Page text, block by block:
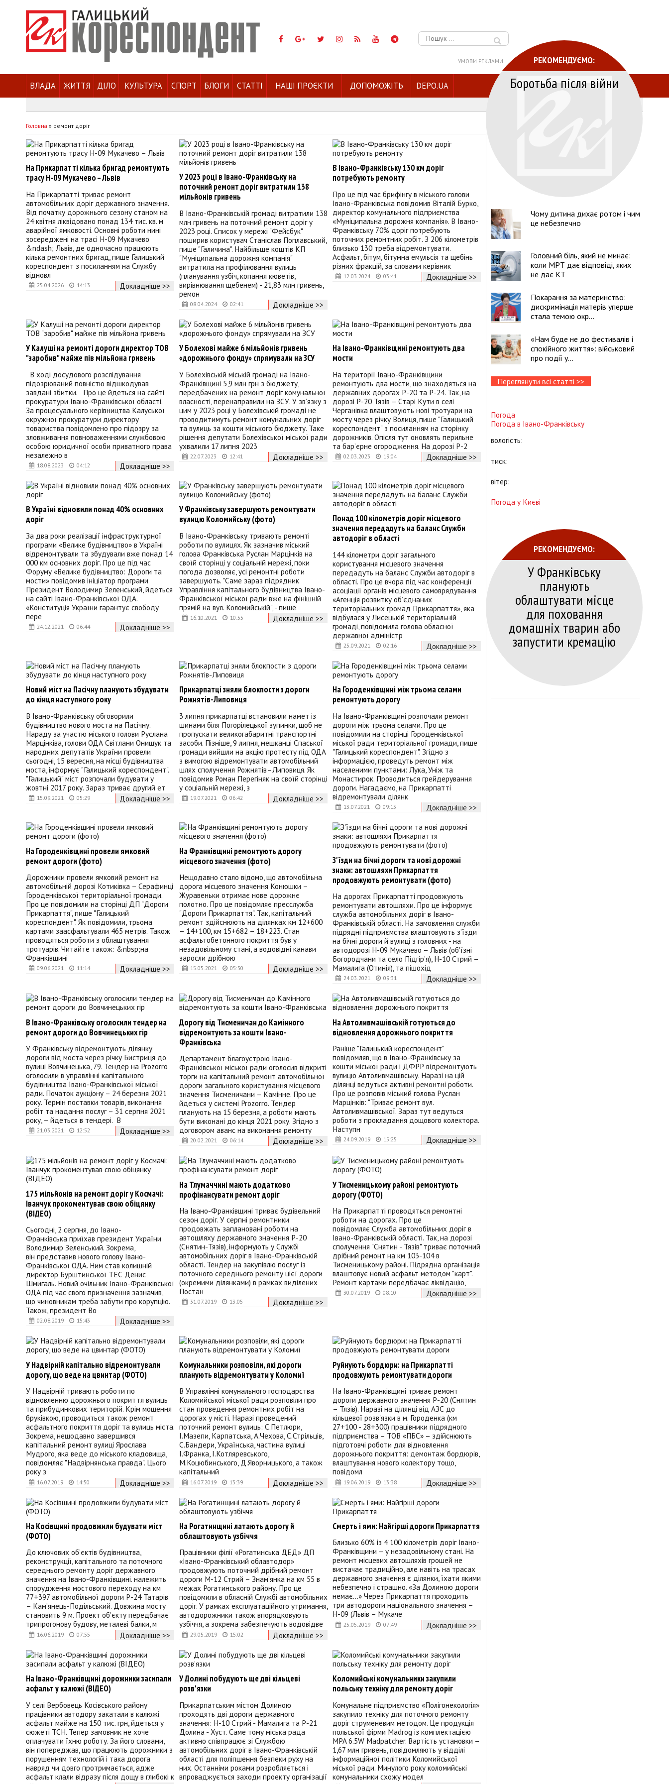
Пошук:
УМОВИ РЕКЛАМИ
ВЛАДА ЖИТТЯ ДІЛО КУЛЬТУРА СПОРТ БЛОГИ СТАТТІ НАШІ ПРОЄКТИ ДОПОМОЖІТЬ DEPO.UA
Головна » ремонт доріг
25.04.2026 14:13
На Прикарпатті кілька бригад ремонтують
трасу Н-09 Мукачево – Львів
На Прикарпатті триває ремонт
автомобільних доріг державного значення.
Від початку дорожнього сезону станом на
24 квітня ліквідовано понад 134 тис. кв. м
аварійної ямковості. Основні роботи нині
зосереджені на трасі Н-09 Мукачево
&ndash; Львів, де одночасно працюють
кілька ремонтних бригад, пише Галицький
кореспондент з посиланням на Службу
відновл
Докладніше >>
08.04.2024 02:41
У 2023 році в Івано-Франківську на
поточний ремонт доріг витратили 138
мільйонів гривень
В Івано-Франківській громаді витратили 138
млн гривень на поточний ремонт доріг у
2023 році. Список у мережі "Фейсбук"
поширив користувач Станіслав Поплавський,
пише "Галичина". Найбільше коштів КП
"Муніципальна дорожня компанія"
витратила на профілювання вулиць
(планування узбіч, копання кюветів,
вирівнювання щебенем) - 21,83 млн гривень,
ремон
Докладніше >>
12.03.2024 03:41
В Івано-Франківську 130 км доріг
потребують ремонту
Про це під час брифінгу в міського голови
Івано-Франківська повідомив Віталій Бурко,
директор комунального підприємства
«Муніципальна дорожня компанія». В Івано-
Франківську 70% доріг потребують
поточних ремонтних робіт. З 206 кілометрів
близько 130 треба відремонтувати.
Асфальт, бітум, бітумна емульсія та щебінь
різних фракцій, за словами керівник
Докладніше >>
18.08.2023 04:12
У Калуші на ремонті дороги директор ТОВ
"заробив" майже пів мільйона гривень
В ході досудового розслідування
підозрюваний повністю відшкодував
завдані збитки. Про це йдеться на сайті
прокуратури Івано-Франківської області.
За процесуального керівництва Калуської
окружної прокуратури директору
товариства повідомлено про підозру за
зловживання повноваженнями службовою
особою юридичної особи приватного права
незалежно в
Докладніше >>
22.07.2023 12:41
У Болехові майже 6 мільйонів гривень
«дорожнього фонду» спрямували на ЗСУ
У Болехівській міській громаді на Івано-
Франківщині 5,9 млн грн з бюджету,
передбачених на ремонт доріг комунальної
власності, перенаправили на ЗСУ. У зв’язку з
цим у 2023 році у Болехівській громаді не
проводитимуть ремонт комунальних доріг
та вулиць за кошти міського бюджету. Таке
рішення депутати Болехівської міської ради
ухвалили 17 липня 2023
Докладніше >>
02.03.2023 19:04
На Івано-Франківщині ремонтують два
мости
На території Івано-Франківщини
ремонтують два мости, що знаходяться на
державних дорогах Р-20 та Р-24. Так, на
дорозі Р-20 Тязів – Старі Кути в селі
Черганівка влаштовують нові тротуари на
мосту через річку Волиця, пише "Галицький
кореспондент" з посиланням на сторінку
дорожників. Опісля тут оновлять перильне
та бар’єрне огородження. На дорозі Р-2
Докладніше >>
24.12.2021 06:44
В Україні відновили понад 40% основних
доріг
За два роки реалізації інфраструктурної
програми «Велике будівництво» в Україні
відремонтували та збудували вже понад 14
000 км основних доріг. Про це під час
Форуму «Велике будівництво: Дороги та
мости» повідомив ініціатор програми
Президент Володимир Зеленський, йдеться
на сайті Івано-Франківської ОДА.
«Конституція України гарантує свободу
пере
Докладніше >>
16.10.2021 10:55
У Франківську завершують ремонтувати
вулицю Коломийську (фото)
В Івано-Франківську тривають ремонті
роботи по вулицях. Як зазначив міський
голова Франківська Руслан Марцінків на
своїй сторінці у соціальній мережі, поки
погода дозволяє, усі ремонтні роботи
завершують. "Саме зараз підрядник
Управління капітального будівництва Івано-
Франківської міської ради вже на фінішній
прямій на вул. Коломийській", - пише
Докладніше >>
25.09.2021 02:16
Понад 100 кілометрів доріг місцевого
значення передадуть на баланс Служби
автодоріг в області
144 кілометри доріг загального
користування місцевого значення
передадуть на баланс Служби автодоріг в
області. Про це вчора під час конференції
асоціації органів місцевого самоврядування
«Агенція розвитку об’єднаних
територіальних громад Прикарпаття», яка
відбулася у Лисецькій територіальній
громаді, повідомила голова обласної
державної адміністр
Докладніше >>
15.09.2021 05:29
Новий міст на Пасічну планують збудувати
до кінця наступного року
В Івано-Франківську обговорили
будівництво нового моста на Пасічну.
Нараду за участю міського голови Руслана
Марцінківа, голови ОДА Світлани Онищук та
народних депутатів України провели
сьогодні, 15 вересня, на місці будівництва
моста, інформує "Галицький кореспондент".
"Галицький" міст розпочали будувати у
жовтні 2017 року. Зараз триває другий ет
Докладніше >>
19.07.2021 06:42
Прикарпатці зняли блокпости з дороги
Рожнятів-Липовиця
3 липня прикарпатці встановили намет із
шинами біля Погорілецької зупинки, щоб не
пропускати великогабаритні транспортні
засоби. Пізніше, 9 липня, мешканці Спаської
громади вийшли на акцію протесту під ОДА
з вимогою відремонтувати автомобільний
шлях сполучення Рожнятів–Липовиця. Як
повідомив Роман Перегіняк на своїй сторінці
у соціальній мережі, з
Докладніше >>
13.07.2021 09:15
На Городенківщині між трьома селами
ремонтують дорогу
На Івано-Франківщині розпочали ремонт
дороги між трьома селами. Про це
повідомили на сторінці Городенківської
міської ради територіальної громади, пише
"Галицький кореспондент". Згідно з
інформацією, проведуть ремонт між
населеними пунктами: Лука, Уніж та
Монастирок. Проводиться грейдерування
дороги. Нагадаємо, на Прикарпатті
відремонтували ділянк
Докладніше >>
09.06.2021 11:14
На Городенківщині провели ямковий
ремонт дороги (фото)
Дорожники провели ямковий ремонт на
автомобільній дорозі Котиківка – Серафинці
Городенківської територіальної громади.
Про це повідомили на сторінці ДП "Дороги
Прикарпаття", пише "Галицький
кореспондент". Як повідомили, трьома
картами заасфальтували 465 метрів. Також
проводяться роботи з облаштування
тротуарів. Читайте також: &nbsp;на
Франківщині
Докладніше >>
15.05.2021 05:50
На Франківщині ремонтують дорогу
місцевого значення (фото)
Нещодавно стало відомо, що автомобільна
дорога місцевого значення Конюшки –
Журавеньки отримає нове дорожнє
полотно. Про це повідомляє пресслужба
"Дороги Прикарпаття". Так, капітальний
ремонт здійснюють на ділянках км 12+600
– 14+100, км 15+682 – 18+223. Стан
асфальтобетонного покриття був у
незадовільному стані, а водовідні канави
заросли дрібною
Докладніше >>
24.03.2021 09:31
З'їзди на бічні дороги та нові дорожні
знаки: автошляхи Прикарпаття
продовжують ремонтувати (фото)
На дорогах Прикарпатті продовжують
ремонтувати автошляхи. Про це інформує
служба автомобільних доріг в Івано-
Франківській області. На замовлення служби
підрядні підприємства влаштовують з’їзди
на бічні дороги й вулиці з головних - на
автодорозі Н-09 Мукачево – Львів (об'їзні
Богородчани та село Підгір’я), Н-10 Стрий –
Мамалига (Отинія), та пішохід
Докладніше >>
21.03.2021 12:52
В Івано-Франківську оголосили тендер на
ремонт дороги до Вовчинецьких гір
У Франківську відремонтують ділянку
дороги від моста через річку Бистриця до
вулиці Вовчинецька, 79. Тендер на Prozorro
оголосили в управлінні капітального
будівництва Івано-Франківської міської
ради. Початок аукціону – 24 березня 2021
року. Термін поставки товарів, виконання
робіт та надання послуг – 31 серпня 2021
року, – йдеться в тендері. В
Докладніше >>
20.02.2021 06:14
Дорогу від Тисменичан до Камінного
відремонтують за кошти Івано-
Франківська
Департамент благоустрою Івано-
Франківської міської ради оголосив відкриті
торги на капітальний ремонт автомобільної
дороги загального користування місцевого
значення Тисменичани – Камінне. Про це
йдеться у системі Prozorro. Тендер
планують на 15 березня, а роботи мають
бути виконані до кінця 2021 року. Згідно з
договором аванс на виконання ремонту
Докладніше >>
24.09.2019 15:25
На Автоливмашівській готуються до
відновлення дорожнього покриття
Раніше "Галицький кореспондент"
повідомляв, що в Івано-Франківську за
кошти міської ради і ДФРР відремонтують
вулицю Автоливмашівську. Наразі на цій
ділянці ведуться активні ремонтні роботи.
Про це розповів міський голова Руслан
Марцінків: "Триває ремонт вул.
Автоливмашівської. Зараз тут ведуться
роботи з прокладання дощового колектора.
Наступн
Докладніше >>
02.08.2019 15:43
175 мільйонів на ремонт доріг у Космачі:
Іванчук прокоментував свою обіцянку
(ВІДЕО)
Сьогодні, 2 серпня, до Івано-
Франківська приїхав президент України
Володимир Зеленський. Зокрема,
він представив нового голову Івано-
Франківської ОДА. Ним став колишній
директор Бурштинської ТЕС Денис
Шмигаль. Новий очільник Івано-Франківської
ОДА під час свого призначення зазначив,
що чиновникам треба забути про корупцію.
Також, президент Во
Докладніше >>
31.07.2019 13:05
На Тлумаччині мають додатково
профінансувати ремонт доріг
На Івано-Франківщині триває будівельний
сезон доріг. У серпні ремонтники
продовжать заплановані роботи на
автошляху державного значення Р-20
(Снятин-Тязів), інформують у Службі
автомобільних доріг в Івано-Франківській
області. Тендер на закупівлю послуг із
поточного середнього ремонту цієї дороги
(окремими ділянками) в рамках виділених
Постан
Докладніше >>
30.07.2019 08:10
У Тисменицькому районі ремонтують
дорогу (ФОТО)
На Прикарпатті проводяться ремонтні
роботи на дорогах. Про це
повідомляє Служба автомобільних доріг в
Івано-Франківській області. Так, на дорозі
сполучення "Снятин - Тязів" триває поточний
дрібний ремонт на км 103-104 в
Тисменицькому районі. Підрядна організація
влаштовує новий асфальт методом "карт".
Ремонт картами передбачає ліквідацію,
Докладніше >>
16.07.2019 14:50
У Надвірній капітально відремонтували
дорогу, що веде на цвинтар (ФОТО)
У Надвірній тривають роботи по
відновленню дорожнього покриття вулиць
та прибудинкових територій. Крім мощення
бруківкою, проводиться також ремонт
асфальтного покриття доріг та вулиць міста.
Зокрема, нещодавно завершився
капітальний ремонт вулиці Ярослава
Мудрого, яка веде до міського кладовища,
повідомляє "Надвірнянська правда". Цього
року з
Докладніше >>
16.07.2019 13:39
Комунальники розповіли, які дороги
планують відремонтувати у Коломиї
В Управлінні комунального господарства
Коломийської міської ради розповіли про
стан проведення ремонтних робіт на
дорогах у місті. Наразі проведений
поточний ремонт вулиць: С.Петлюри,
І.Мазепи, Карпатська, А.Чехова, С.Стрільців,
С.Бандери, Українська, частина вулиці
І.Франка, І.Котляревського,
М.Коцюбинського, Д.Яворницького, а також
капітальний
Докладніше >>
19.06.2019 13:38
Руйнують бордюри: на Прикарпатті
продовжують ремонтувати дороги
На Івано-Франківщині триває ремонт
дороги державного значення Р-20 (Снятин
– Тязів). Наразі на ділянці від АЗС до
кільцевої розв'язки в м. Городенка (км
27+100 - 28+300) працівники підрядного
підприємства – ТОВ «ПБС» – здійснюють
підготовчі роботи для відновлення
дорожнього покриття: демонтаж бордюрів,
влаштування нового колектору тощо,
повідомл
Докладніше >>
16.06.2019 07:55
На Косівщині продовжили будувати міст
(ФОТО)
До ключових об’єктів будівництва,
реконструкції, капітального та поточного
середнього ремонту доріг державного
значення на Івано-Франківщині. належить
спорудження мостового переходу на км
77+397 автомобільної дороги Р-24 Татарів
– Кам’янець-Подільський. Довжина мосту
становить 9 м. Проект об'єкту передбачає
трипрогонову будову, металеві балки, м
Докладніше >>
29.05.2019 15:02
На Рогатинщині латають дорогу й
облаштовують узбіччя
Працівники філії «Рогатинська ДЕД» ДП
«Івано-Франківський облавтодор»
продовжують поточний дрібний ремонт
дороги М-12 Стрий – Знам’янка на км 55 в
межах Рогатинського району. Про це
повідомили в обласній Службі автомобільних
доріг. У рамках експлуатаційного утримання,
автодорожники також впорядковують
узбіччя, а зокрема забезпечують водовідве
Докладніше >>
25.05.2019 07:49
Смерть і ями: Найгірші дороги Прикарпаття
Близько 60% із 4 100 кілометрів доріг Івано-
Франківщини – у незадовільному стані. На
ремонт місцевих автошляхів грошей не
вистачає традиційно, але навіть на трасах
державного значення є ділянки, їхати якими
небезпечно і страшно. «За Долиною дороги
немає…» Через Прикарпаття проходить
три автодороги національного значення –
Н-09 (Львів – Мукаче
Докладніше >>
На Івано-Франківщині дорожники засипали
асфальт у калюжі (ВІДЕО)
У селі Вербовець Косівського району
працівники автодору закатали в калюжі
асфальт майже на 150 тис. грн, йдеться у
сюжеті ТСН. Тепер замовник не хоче
оплачувати їхню роботу. За його словами,
він попереджав, що працюють дорожники з
порушенням технологій і така дорога
навряд чи довго протримається, адже
асфальт клали відразу після дощу в глибокі к
У Долині побудують ще дві кільцеві
розв'язки
Прикарпатським містом Долиною
проходять дві дороги державного
значення: Н-10 Стрий - Мамалига та Р-21
Долина - Хуст. Саме тому міська рада
активно співпрацює зі Службою
автомобільних доріг в Івано-Франківській
області для поліпшення безпеки руху на
них. Останніми роками розробляється і
впроваджується заходи проекту організації
Коломийські комунальники закупили
польську техніку для ремонту доріг
Комунальне підприємство «Полігонекологія»
закупило техніку для поточного ремонту
доріг струменевим методом. Це продукція
польської фірми Madrog із комплектацією
MPA 6.5W Madpatcher. Вартість установки –
1,67 млн гривень, повідомляють у відділі
інформаційної політики Коломийської
міської ради. Минулого року коломийські
комунальники схожу модел
РЕКОМЕНДУЄМО:
Боротьба після війни
Чому дитина дихає ротом і чим
це небезпечно
Головний біль, який не минає:
коли МРТ дає відповіді, яких
не дає КТ
Покарання за материнство:
дискримінація матерів уперше
стала темою окр...
«Нам буде не до фестивалів і
спокійного життя»: військовий
про події у...
Переглянути всі статті >>
Погода
Погода в Івано-Франківську
вологість:
тиск:
вітер:
Погода у Києві
РЕКОМЕНДУЄМО:
У Франківську
планують
облаштувати місце
для поховання
домашніх тварин або
запустити кремацію